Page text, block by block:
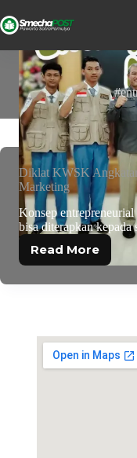
Diklat KWSK
Marketing
Konsep
bisa diterapkan
Read More